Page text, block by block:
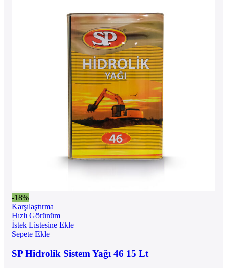
-18%
Karşılaştırma
Hızlı Görünüm
İstek Listesine Ekle
Sepete Ekle
SP Hidrolik Sistem Yağı 46 15 Lt